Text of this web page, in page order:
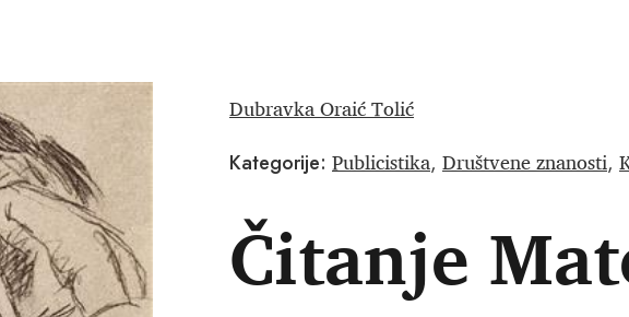
Dubravka Oraić Tolić
Kategorije: Publicistika, Društvene znanosti,
Čitanje